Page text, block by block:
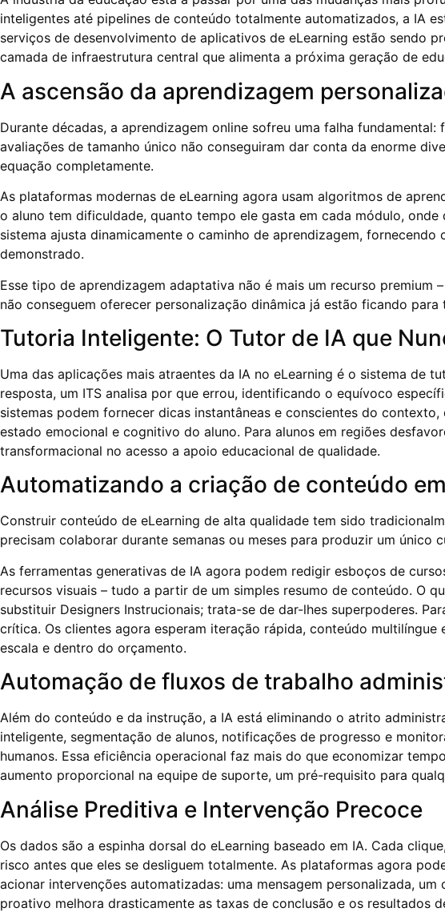
inteligentes até pipelines de conteúdo totalmente automatizados, a IA
serviços de desenvolvimento de aplicativos de eLearning estão sendo
camada de infraestrutura central que alimenta a próxima geração de
A ascensão da aprendizagem
Durante décadas, a aprendizagem online sofreu uma falha
avaliações de tamanho único não conseguiram dar conta da enorme
equação completamente.
As plataformas modernas de eLearning agora usam algoritmos de
o aluno tem dificuldade, quanto tempo ele gasta em cada módulo,
sistema ajusta dinamicamente o caminho de aprendizagem,
demonstrado.
Esse tipo de aprendizagem adaptativa não é mais um recurso
não conseguem oferecer personalização dinâmica já estão ficando para
Tutoria Inteligente: O Tutor de IA que
Uma das aplicações mais atraentes da IA ​​no eLearning é o sistema de
resposta, um ITS analisa por que errou, identificando o equívoco
sistemas podem fornecer dicas instantâneas e conscientes do
estado emocional e cognitivo do aluno. Para alunos em regiões
transformacional no acesso a apoio educacional de qualidade.
Automatizando a criação de conteúdo
Construir conteúdo de eLearning de alta qualidade tem sido
precisam colaborar durante semanas ou meses para produzir um único
As ferramentas generativas de IA agora podem redigir esboços de
recursos visuais – tudo a partir de um simples resumo de conteúdo. O
substituir Designers Instrucionais; trata-se de dar-lhes superpoderes.
crítica. Os clientes agora esperam iteração rápida, conteúdo
escala e dentro do orçamento.
Automação de fluxos de trabalho
Além do conteúdo e da instrução, a IA está eliminando o atrito
inteligente, segmentação de alunos, notificações de progresso e
humanos. Essa eficiência operacional faz mais do que economizar
aumento proporcional na equipe de suporte, um pré-requisito para
Análise Preditiva e Intervenção Precoce
Os dados são a espinha dorsal do eLearning baseado em IA. Cada
risco antes que eles se desliguem totalmente. As plataformas agora
acionar intervenções automatizadas: uma mensagem personalizada,
proativo melhora drasticamente as taxas de conclusão e os resultados